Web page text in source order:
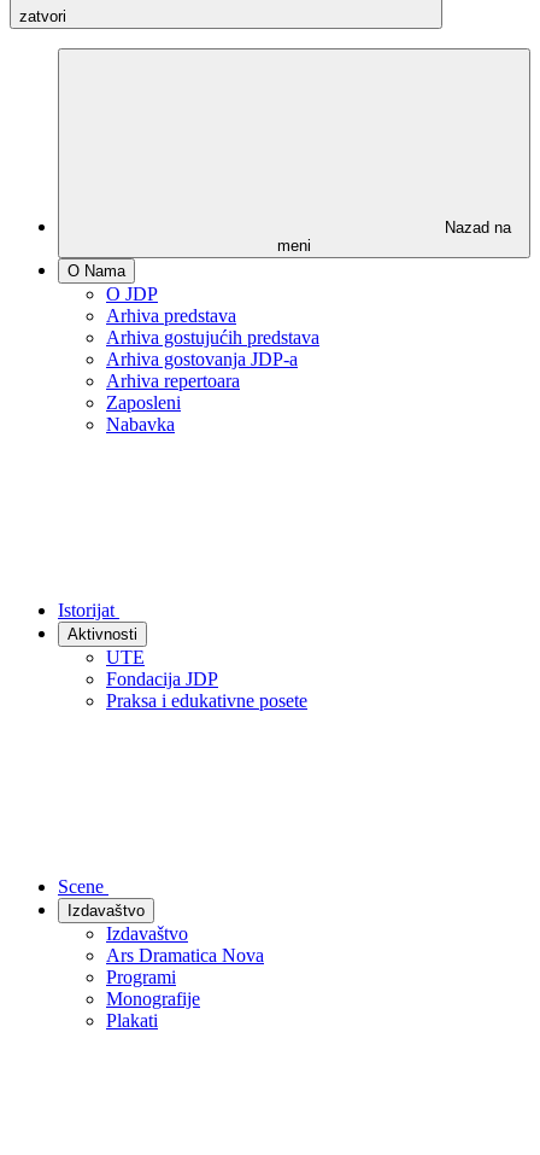
zatvori
Nazad na
meni
O Nama
O JDP
Arhiva predstava
Arhiva gostujućih predstava
Arhiva gostovanja JDP-a
Arhiva repertoara
Zaposleni
Nabavka
Istorijat
Aktivnosti
UTE
Fondacija JDP
Praksa i edukativne posete
Scene
Izdavaštvo
Izdavaštvo
Ars Dramatica Nova
Programi
Monografije
Plakati